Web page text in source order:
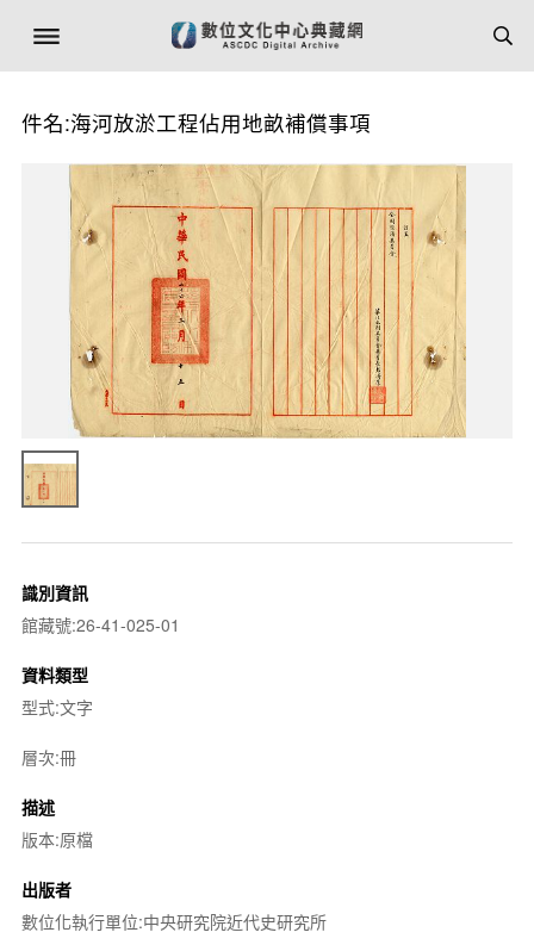
件名:海河放淤工程佔用地畝補償事項
識別資訊
館藏號:26-41-025-01
資料類型
型式:文字
層次:冊
描述
版本:原檔
出版者
數位化執行單位:中央研究院近代史研究所